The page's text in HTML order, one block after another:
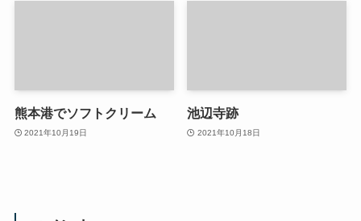
熊本港でソフトクリーム
2021年10月19日
池辺寺跡
2021年10月18日